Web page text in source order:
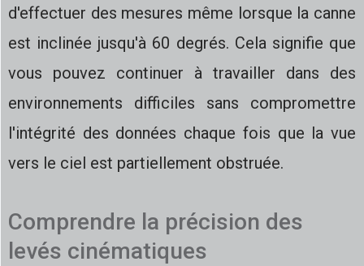
d'effectuer des mesures même lorsque la canne
est inclinée jusqu'à 60 degrés. Cela signifie que
vous pouvez continuer à travailler dans des
environnements difficiles sans compromettre
l'intégrité des données chaque fois que la vue
vers le ciel est partiellement obstruée.
Comprendre la précision des
levés cinématiques